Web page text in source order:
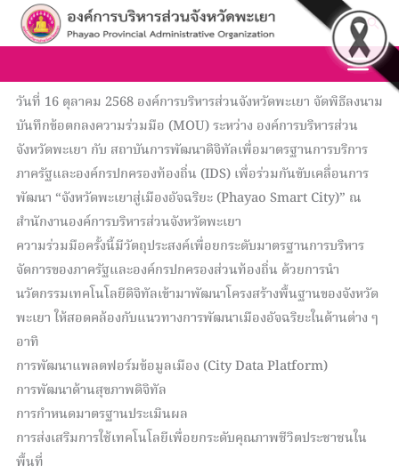
Skip
วันที่ 16 ตุลาคม 2568 องค์การบริหารส่วนจังหวัดพะเยา จัดพิธีลงนาม
บันทึกข้อตกลงความร่วมมือ (MOU) ระหว่าง องค์การบริหารส่วน
จังหวัดพะเยา กับ สถาบันการพัฒนาดิจิทัลเพื่อมาตรฐานการบริการ
ภาครัฐและองค์กรปกครองท้องถิ่น (IDS) เพื่อร่วมกันขับเคลื่อนการ
พัฒนา “จังหวัดพะเยาสู่เมืองอัจฉริยะ (Phayao Smart City)” ณ
สำนักงานองค์การบริหารส่วนจังหวัดพะเยา
ความร่วมมือครั้งนี้มีวัตถุประสงค์เพื่อยกระดับมาตรฐานการบริหาร
จัดการของภาครัฐและองค์กรปกครองส่วนท้องถิ่น ด้วยการนำ
นวัตกรรมเทคโนโลยีดิจิทัลเข้ามาพัฒนาโครงสร้างพื้นฐานของจังหวัด
พะเยา ให้สอดคล้องกับแนวทางการพัฒนาเมืองอัจฉริยะในด้านต่าง ๆ
อาทิ
การพัฒนาแพลตฟอร์มข้อมูลเมือง (City Data Platform)
การพัฒนาด้านสุขภาพดิจิทัล
การกำหนดมาตรฐานประเมินผล
การส่งเสริมการใช้เทคโนโลยีเพื่อยกระดับคุณภาพชีวิตประชาชนใน
พื้นที่